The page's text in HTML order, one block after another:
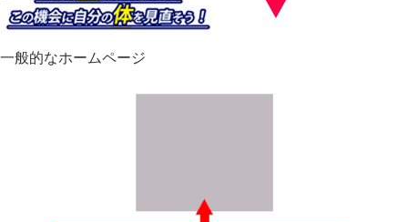
一般的なホームページ